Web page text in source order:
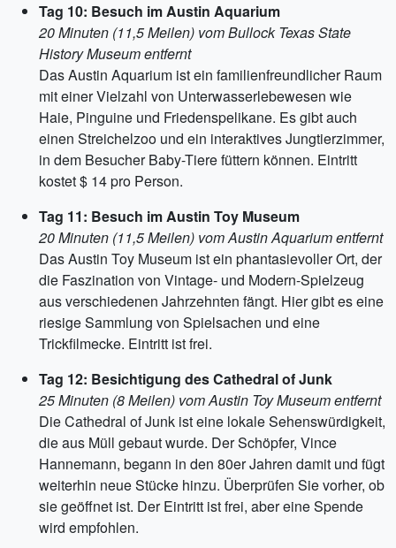
Tag 10: Besuch im Austin Aquarium
20 Minuten (11,5 Meilen) vom Bullock Texas State
History Museum entfernt
Das Austin Aquarium ist ein familienfreundlicher Raum
mit einer Vielzahl von Unterwasserlebewesen wie
Haie, Pinguine und Friedenspelikane. Es gibt auch
einen Streichelzoo und ein interaktives Jungtierzimmer,
in dem Besucher Baby-Tiere füttern können. Eintritt
kostet $ 14 pro Person.
Tag 11: Besuch im Austin Toy Museum
20 Minuten (11,5 Meilen) vom Austin Aquarium entfernt
Das Austin Toy Museum ist ein phantasievoller Ort, der
die Faszination von Vintage- und Modern-Spielzeug
aus verschiedenen Jahrzehnten fängt. Hier gibt es eine
riesige Sammlung von Spielsachen und eine
Trickfilmecke. Eintritt ist frei.
Tag 12: Besichtigung des Cathedral of Junk
25 Minuten (8 Meilen) vom Austin Toy Museum entfernt
Die Cathedral of Junk ist eine lokale Sehenswürdigkeit,
die aus Müll gebaut wurde. Der Schöpfer, Vince
Hannemann, begann in den 80er Jahren damit und fügt
weiterhin neue Stücke hinzu. Überprüfen Sie vorher, ob
sie geöffnet ist. Der Eintritt ist frei, aber eine Spende
wird empfohlen.